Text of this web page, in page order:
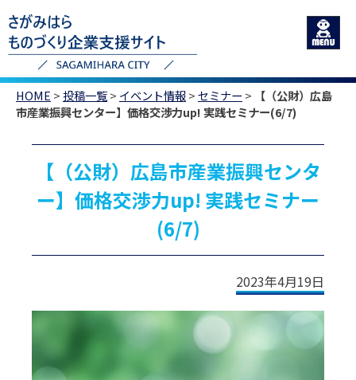
HOME >投稿一覧> イベント情報>セミナー >
【（公財）広島
市産業振興センター】価格交渉力up! 実践セミナー(6/7)
【（公財）広島市産業振興センタ
ー】価格交渉力up! 実践セミナー
(6/7)
2023年4月19日